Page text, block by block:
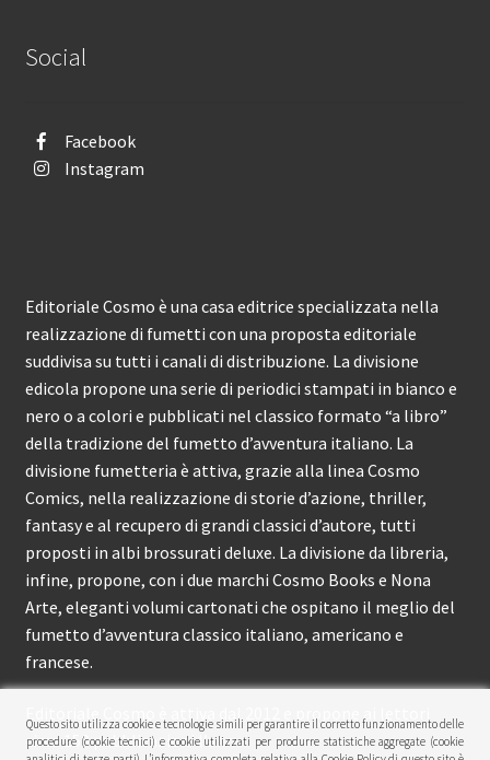
Social
Facebook
Instagram
Editoriale Cosmo è una casa editrice specializzata nella
realizzazione di fumetti con una proposta editoriale
suddivisa su tutti i canali di distribuzione. La divisione
edicola propone una serie di periodici stampati in bianco e
nero o a colori e pubblicati nel classico formato “a libro”
della tradizione del fumetto d’avventura italiano. La
divisione fumetteria è attiva, grazie alla linea Cosmo
Comics, nella realizzazione di storie d’azione, thriller,
fantasy e al recupero di grandi classici d’autore, tutti
proposti in albi brossurati deluxe. La divisione da libreria,
infine, propone, con i due marchi Cosmo Books e Nona
Arte, eleganti volumi cartonati che ospitano il meglio del
fumetto d’avventura classico italiano, americano e
francese.
Editoriale Cosmo è attiva dal 2012 e propone ai lettori
circa 150 pubblicazioni l’anno.
Questo sito utilizza cookie e tecnologie simili per garantire il corretto funzionamento delle
procedure (cookie tecnici) e cookie utilizzati per produrre statistiche aggregate (cookie